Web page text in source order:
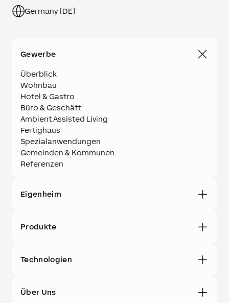
Germany (DE)
Gewerbe
Überblick
Wohnbau
Hotel & Gastro
Büro & Geschäft
Ambient Assisted Living
Fertighaus
Spezialanwendungen
Gemeinden & Kommunen
Referenzen
Eigenheim
Produkte
Technologien
Über Uns